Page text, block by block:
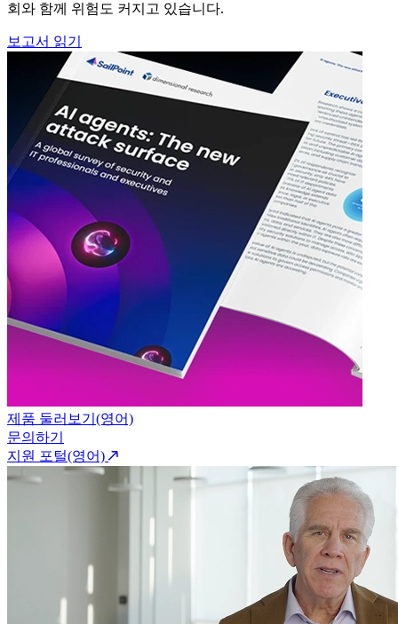
회와 함께 위험도 커지고 있습니다.
보고서 읽기
제품 둘러보기(영어)
문의하기
지원 포털(영어)